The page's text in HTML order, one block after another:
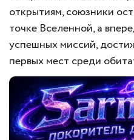
открытиям, союзники
точке Вселенной, а
успешных миссий,
первых мест среди